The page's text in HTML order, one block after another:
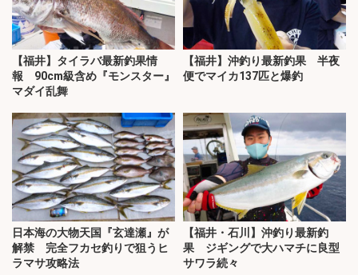
【福井】タイラバ最新釣果情
報 90cm級含め『モンスター』
マダイ乱舞
【福井】沖釣り最新釣果 半夜
便でマイカ137匹と爆釣
日本海の大物天国『玄達瀬』が
解禁 完全フカセ釣りで狙うヒ
ラマサ攻略法
【福井・石川】沖釣り最新釣
果 ジギングで大ハマチに良型
サワラ続々